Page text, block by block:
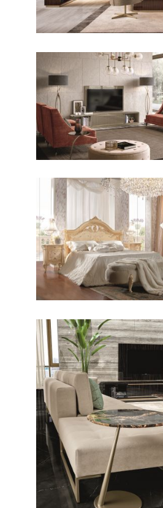
Richmond
Richmond
CLASSICO /
Prestige Plus
TAVOLINI